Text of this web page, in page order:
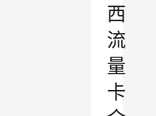
西
流
量
卡